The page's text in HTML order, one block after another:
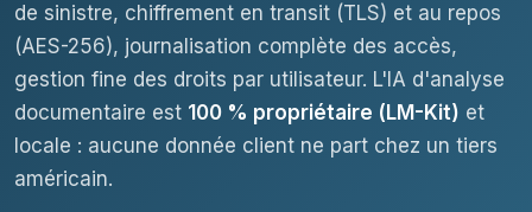
de sinistre, chiffrement en transit (TLS) et au repos
(AES-256), journalisation complète des accès,
gestion fine des droits par utilisateur. L'IA d'analyse
documentaire est 100 % propriétaire (LM-Kit) et
locale : aucune donnée client ne part chez un tiers
américain.